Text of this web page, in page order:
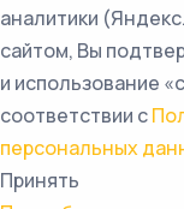
аналитики
сайтом, Вы
и использование
соответствии с
персональных
Принять